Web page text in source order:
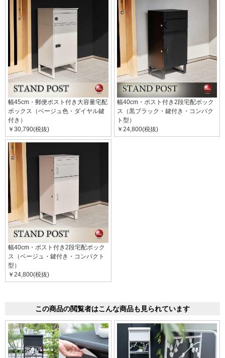
幅45cm・郵便ポスト付き大容量宅配
ボックス（ベージュ色・ダイヤル鍵
付き）
￥30,790(税抜)
幅40cm・ポスト付き2段宅配ボック
ス（黒ブラック・鍵付き・コンパク
ト型）
￥24,800(税抜)
幅40cm・ポスト付き2段宅配ボック
ス（ベージュ・鍵付き・コンパクト
型）
￥24,800(税抜)
この商品の閲覧者はこんな商品も見られています